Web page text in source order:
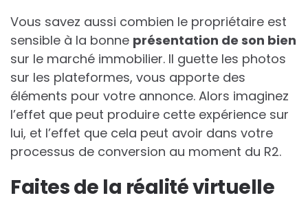
Vous savez aussi combien le propriétaire est
sensible à la bonne présentation de son bien
sur le marché immobilier. Il guette les photos
sur les plateformes, vous apporte des
éléments pour votre annonce. Alors imaginez
l’effet que peut produire cette expérience sur
lui, et l’effet que cela peut avoir dans votre
processus de conversion au moment du R2.
Faites de la réalité virtuelle